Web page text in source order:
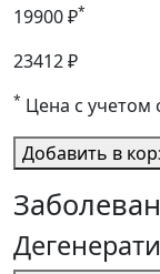
19900 ₽*
23412 ₽
* Цена с учетом
Добавить в